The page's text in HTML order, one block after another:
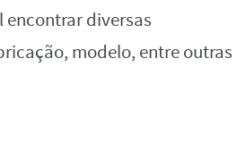
encontrar diversas
modelo, entre outras